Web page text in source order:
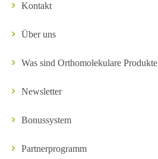
Kontakt
Über uns
Was sind Orthomolekulare Produkte
Newsletter
Bonussystem
Partnerprogramm